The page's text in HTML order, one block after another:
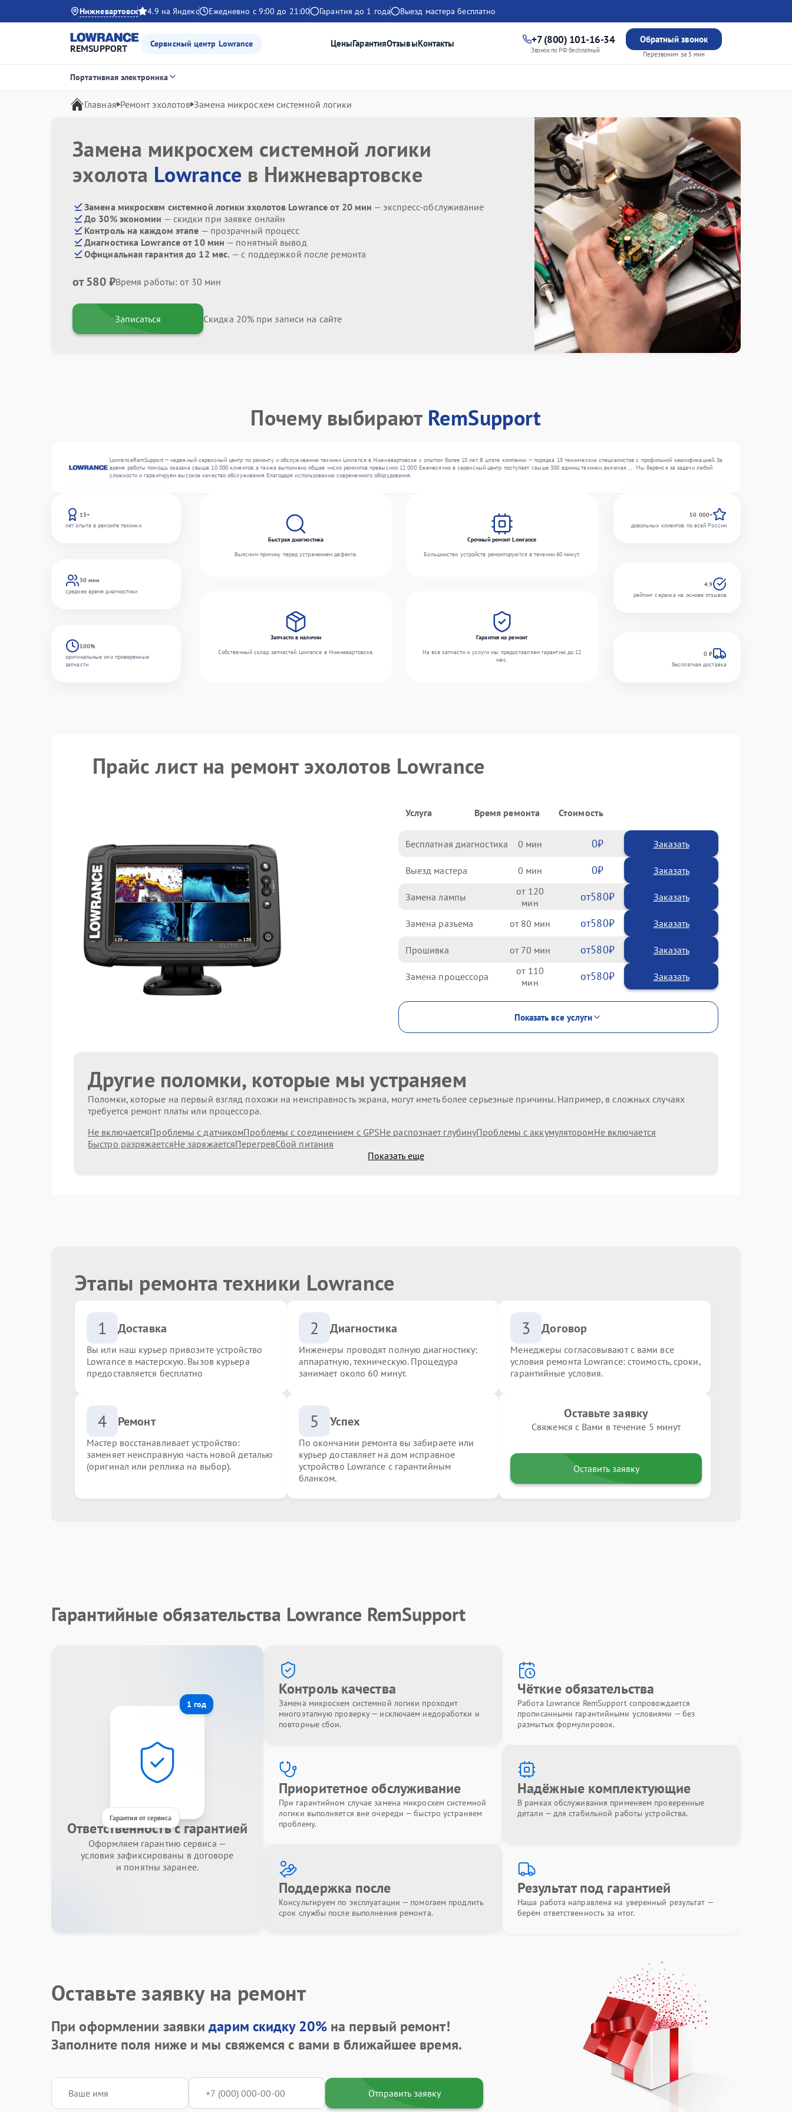
Нижневартовск 4.9 на Яндекс Ежедневно с 9:00 до 21:00 Гарантия до 1 года Выезд мастера бесплатно
REMSUPPORT Сервисный центр Lowrance ЦеныГарантияОтзывыКонтакты +7 (800) 101-16-34
Звонок по РФ бесплатный
Обратный звонок
Перезвоним за 5 мин
Портативная электроника
Главная Ремонт эхолотов Замена микросхем системной логики
Замена микросхем системной логики
эхолота Lowrance в Нижневартовске
Замена микросхем системной логики эхолотов Lowrance от 20 мин — экспресс-обслуживание
До 30% экономии — скидки при заявке онлайн
Контроль на каждом этапе — прозрачный процесс
Диагностика Lowrance от 10 мин — понятный вывод
Официальная гарантия до 12 мес. — с поддержкой после ремонта
от 580 ₽Время работы: от 30 мин
Записаться Скидка 20% при записи на сайте
Почему выбирают RemSupport
LowranceRemSupport — надежный сервисный центр по ремонту и обслуживанию техники Lowrance в Нижневартовске с опытом более 10 лет. В штате компании — порядка 18 технических специалистов с профильной квалификацией. За
время работы помощь оказана свыше 10 000 клиентов, а также выполнено общее число ремонтов превысило 12 000. Ежемесячно в сервисный центр поступает свыше 300 единиц техники, включая , , . Мы беремся за задачи любой
сложности и гарантируем высокое качество обслуживания благодаря использованию современного оборудования.
13+
лет опыта в ремонте техники
30 мин
среднее время диагностики
100%
оригинальные или проверенные
запчасти
Быстрая диагностика
Выясним причину перед устранением дефекта.
Срочный ремонт Lowrance
Большинство устройств ремонтируются в течении 60 минут.
Запчасти в наличии
Собственный склад запчастей Lowrance в Нижневартовске.
Гарантия на ремонт
На все запчасти и услуги мы предоставляем гарантию до 12
мес.
50 000+
довольных клиентов по всей России
4.9
рейтинг сервиса на основе отзывов
0 ₽
бесплатная доставка
Прайс лист на ремонт эхолотов Lowrance
Услуга Время ремонта Стоимость
Бесплатная диагностика 0 0 Заказать
Выезд мастера 0 0 Заказать
Замена лампы 120 580
Замена разъема 80 580
Прошивка 70 580
Замена процессора 110 580
Показать все услуги
Другие поломки, которые мы устраняем
Поломки, которые на первый взгляд похожи на неисправность экрана, могут иметь более серьезные причины. Например, в сложных случаях
требуется ремонт платы или процессора.
Не включаетсяПроблемы с датчикомПроблемы с соединением с GPSНе распознает глубинуПроблемы с аккумуляторомНе включается
Быстро разряжаетсяНе заряжаетсяПерегревСбой питания
Показать еще
Этапы ремонта техники Lowrance
1 Доставка
Вы или наш курьер привозите устройство
Lowrance в мастерскую. Вызов курьера
предоставляется бесплатно
2 Диагностика
Инженеры проводят полную диагностику:
аппаратную, техническую. Процедура
занимает около 60 минут.
3 Договор
Менеджеры согласовывают с вами все
условия ремонта Lowrance: стоимость, сроки,
гарантийные условия.
4 Ремонт
Мастер восстанавливает устройство:
заменяет неисправную часть новой деталью
(оригинал или реплика на выбор).
5 Успех
По окончании ремонта вы забираете или
курьер доставляет на дом исправное
устройство Lowrance с гарантийным
бланком.
Оставьте заявку
Свяжемся с Вами в течение 5 минут
Оставить заявку
Гарантийные обязательства Lowrance RemSupport
1 год
Гарантия от сервиса
Ответственность с гарантией
Оформляем гарантию сервиса —
условия зафиксированы в договоре
и понятны заранее.
Контроль качества
Замена микросхем системной логики проходит
многоэтапную проверку — исключаем недоработки и
повторные сбои.
Чёткие обязательства
Работа Lowrance RemSupport сопровождается
прописанными гарантийными условиями — без
размытых формулировок.
Приоритетное обслуживание
При гарантийном случае замена микросхем системной
логики выполняется вне очереди — быстро устраняем
проблему.
Надёжные комплектующие
В рамках обслуживания применяем проверенные
детали — для стабильной работы устройства.
Поддержка после
Консультируем по эксплуатации — помогаем продлить
срок службы после выполнения ремонта.
Результат под гарантией
Наша работа направлена на уверенный результат —
берём ответственность за итог.
Оставьте заявку на ремонт
При оформлении заявкидарим скидку 20%на первый ремонт!
Заполните поля ниже и мы свяжемся с вами в ближайшее время.
Отправить заявку